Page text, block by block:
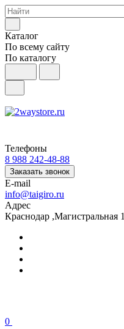
Каталог
По всему сайту
По каталогу
Телефоны
8 988 242-48-88
Заказать звонок
E-mail
info@taigiro.ru
Адрес
Краснодар ,Магистральная 1
0